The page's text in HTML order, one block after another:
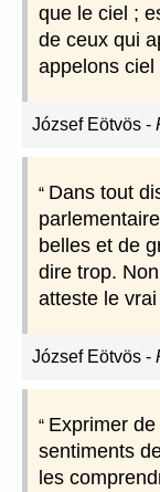
que le ciel ;
de ceux qui
appelons ciel
József Eötvös -
Dans tout
belles et de
dire trop.
atteste le
József Eötvös -
Exprimer
sentiments
les